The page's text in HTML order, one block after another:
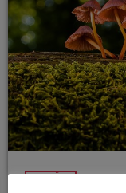
BEITRÄGE